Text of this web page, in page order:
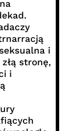
i
stronę,
i